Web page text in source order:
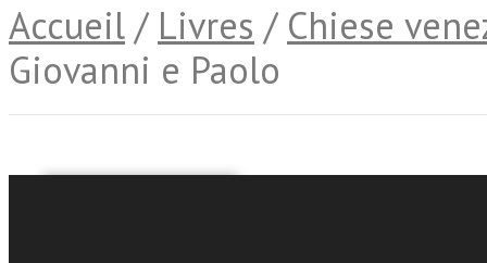
Accueil / Livres / Chiese
Giovanni e Paolo